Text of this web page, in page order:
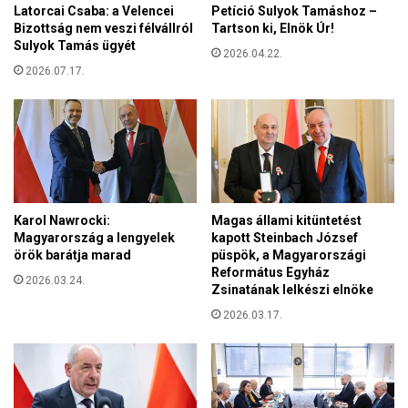
t
a
n
z
á
m
?
Latorcai Csaba: a Velencei
Bizottság nem veszi félvállról
Sulyok Tamás ügyét
2026.07.17.
Petíció Sulyok Tamáshoz –
Tartson ki, Elnök Úr!
2026.04.22.
Karol Nawrocki:
Magyarország a lengyelek
örök barátja marad
2026.03.24.
Magas állami kitüntetést
kapott Steinbach József
püspök, a Magyarországi
Református Egyház
Zsinatának lelkészi elnöke
2026.03.17.